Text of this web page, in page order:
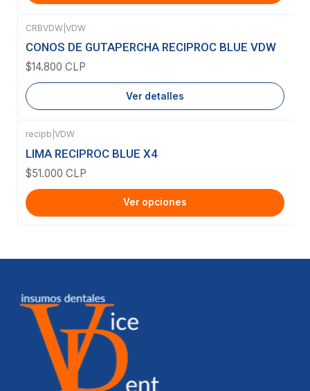
Agotado
CRBVDW VDW
CONOS DE GUTAPERCHA RECIPROC BLUE VDW
$14.800 CLP
Ver detalles
recipb VDW
LIMA RECIPROC BLUE X4
$51.000 CLP
Ver opciones